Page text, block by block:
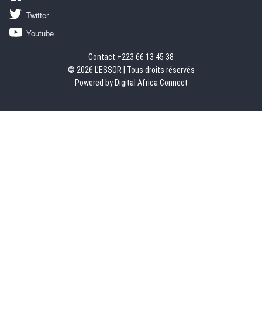
Twitter
Youtube
Contact +223 66 13 45 38
© 2026 L'ESSOR | Tous droits réservés
Powered by Digital Africa Connect